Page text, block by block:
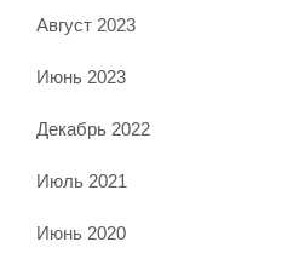
Август 2023
Июнь 2023
Декабрь 2022
Июль 2021
Июнь 2020